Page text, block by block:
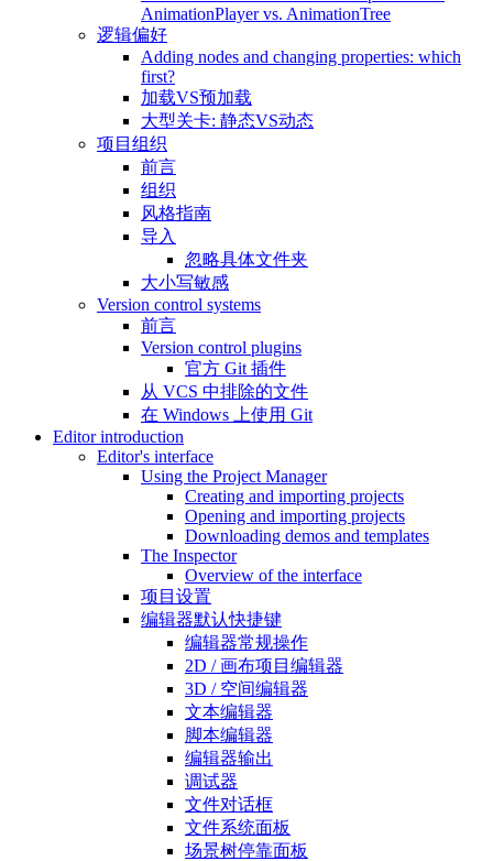
AnimationPlayer vs. AnimationTree
逻辑偏好
Adding nodes and changing properties: which
first?
加载VS预加载
大型关卡: 静态VS动态
项目组织
前言
组织
风格指南
导入
忽略具体文件夹
大小写敏感
Version control systems
前言
Version control plugins
官方 Git 插件
从 VCS 中排除的文件
在 Windows 上使用 Git
Editor introduction
Editor's interface
Using the Project Manager
Creating and importing projects
Opening and importing projects
Downloading demos and templates
The Inspector
Overview of the interface
项目设置
编辑器默认快捷键
编辑器常规操作
2D / 画布项目编辑器
3D / 空间编辑器
文本编辑器
脚本编辑器
编辑器输出
调试器
文件对话框
文件系统面板
场景树停靠面板